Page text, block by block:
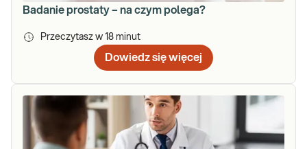
Badanie prostaty – na czym polega?
Przeczytasz w 18 minut
Dowiedz się więcej